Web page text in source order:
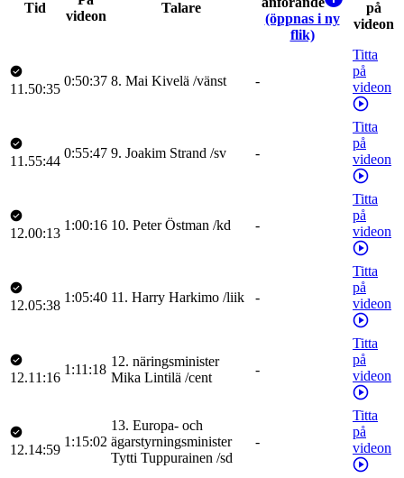
Tid
videon
Talare
(öppnas i ny
flik)
på
videon
11.50:35
0:50:37 8. Mai Kivelä /vänst -
Titta
på
videon
11.55:44
0:55:47 9. Joakim Strand /sv -
Titta
på
videon
12.00:13
1:00:16 10. Peter Östman /kd -
Titta
på
videon
12.05:38
1:05:40 11 . Harry Harkimo /liik -
Titta
på
videon
12.11:16
1:11:18
12. näringsminister
Mika Lintilä /cent
-
Titta
på
videon
12.14:59
1:15:02
13. Europa- och
ägarstyrningsminister
Tytti Tuppurainen /sd
-
Titta
på
videon